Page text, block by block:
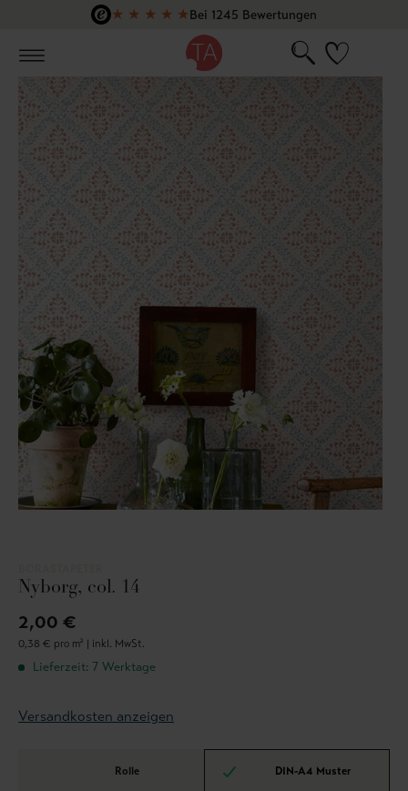
Zum Hauptinhalt springen
★ ★ ★ ★ ★Bei 1245 Bewertungen
Nyborg, col. 14
2,00 €
0,38 € pro m² | inkl. MwSt.
Lieferzeit: 7 Werktage
Versandkosten anzeigen
Rolle DIN-A4 Muster